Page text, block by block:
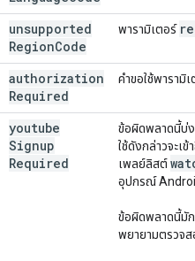
unsupported
RegionCode
พารามิเตอร์
authorization
Required
คำขอใช้พารามิ
youtube
Signup
Required
ข้อผิดพลาดนี้บ่ง
ใช้ดังกล่าวจะเ
เพลย์ลิสต์
อุปกรณ์
ข้อผิดพลาดนี้มั
พยายามตรวจ